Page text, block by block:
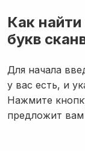
Как
букв
Для начала
у вас есть, и
Нажмите
предложит